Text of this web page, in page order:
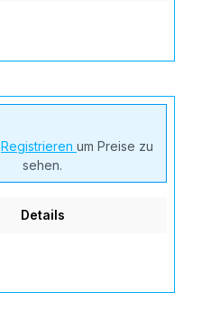
Registrieren um Preise zu
sehen.
Details